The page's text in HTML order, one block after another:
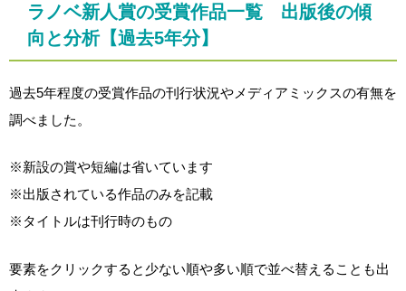
ラノベ新人賞の受賞作品一覧 出版後の傾
向と分析【過去5年分】
過去5年程度の受賞作品の刊行状況やメディアミックスの有無を
調べました。
※新設の賞や短編は省いています
※出版されている作品のみを記載
※タイトルは刊行時のもの
要素をクリックすると少ない順や多い順で並べ替えることも出